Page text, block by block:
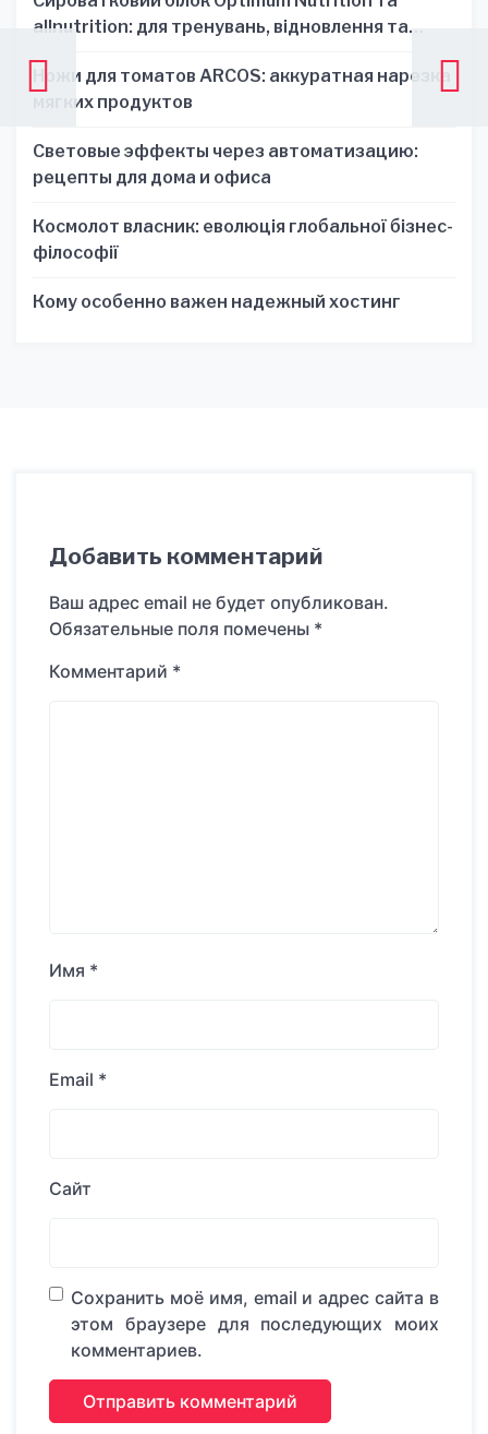
allnutrition: для тренувань, відновлення та
Ножи для томатов ARCOS: аккуратная нарезка
мягких продуктов
Световые эффекты через автоматизацию:
рецепты для дома и офиса
Космолот власник: еволюція глобальної бізнес-
філософії
Кому особенно важен надежный хостинг
Добавить комментарий
Ваш адрес email не будет опубликован.
Обязательные поля помечены *
Комментарий *
Имя *
Email *
Сайт
Сохранить моё имя, email и адрес сайта в
этом браузере для последующих моих
комментариев.